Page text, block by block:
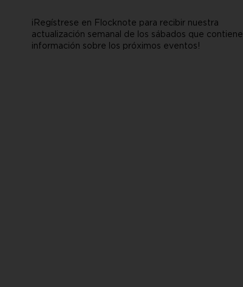
¡Regístrese en Flocknote para recibir nuestra
actualización semanal de los sábados que contiene
información sobre los próximos eventos!